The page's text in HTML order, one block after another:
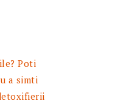
Poti
a simti